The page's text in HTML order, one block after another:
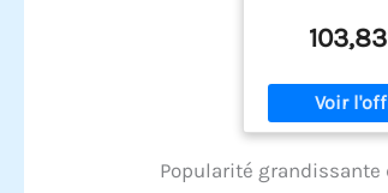
Popularité